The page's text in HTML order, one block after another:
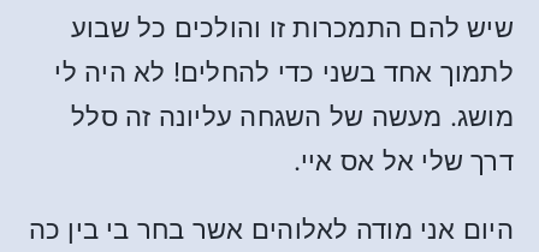
שיש להם התמכרות זו והולכים כל שבוע
לתמוך אחד בשני כדי להחלים! לא היה לי
מושג. מעשה של השגחה עליונה זה סלל
דרך שלי אל אס איי.
היום אני מודה לאלוהים אשר בחר בי בין כה